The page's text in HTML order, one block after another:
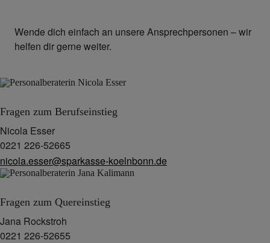
Wende dich einfach an unsere Ansprechpersonen – wir
helfen dir gerne weiter.
Fragen zum Berufseinstieg
Nicola Esser
0221 226-52665
nicola.esser@sparkasse-koelnbonn.de
Fragen zum Quereinstieg
Jana Rockstroh
0221 226-52655